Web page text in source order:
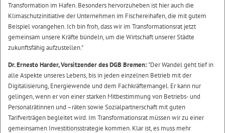
Transformation im Hafen. Besonders hervorzuheben ist hier auch die
Klimaschutzinitiative der Unternehmen im Fischereihafen, die mit gutem
Beispiel vorangehen. Ich bin froh, dass wir im Transformationsrat jetzt
gemeinsam unsere Kräfte bündeln, um die Wirtschaft unserer Städte
zukunftsfähig aufzustellen."
Dr. Ernesto Harder, Vorsitzender des DGB Bremen:"Der Wandel geht tief in
alle Aspekte unseres Lebens, bis in jeden einzelnen Betrieb mit der
Digitalisierung, Energiewende und dem Fachkräftemangel. Er kann nur
gelingen, wenn er von einer starken Mitbestimmung von Betriebs- und
Personalrätinnen und –räten sowie Sozialpartnerschaft mit guten
Tarifverträgen begleitet wird. Im Transformationsrat müssen wir zu einer
gemeinsamen Investitionsstrategie kommen. Klar ist, es muss mehr